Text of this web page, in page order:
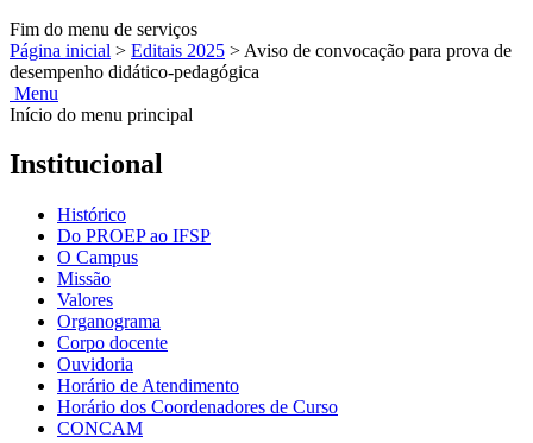
Fim do menu de serviços
Página inicial > Editais 2025 > Aviso de convocação para prova de
desempenho didático-pedagógica
Menu
Início do menu principal
Institucional
Histórico
Do PROEP ao IFSP
O Campus
Missão
Valores
Organograma
Corpo docente
Ouvidoria
Horário de Atendimento
Horário dos Coordenadores de Curso
CONCAM